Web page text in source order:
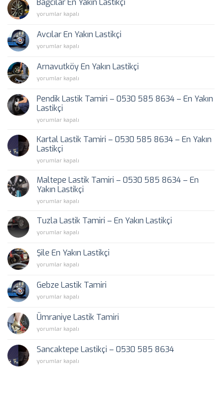
Lastikçi
için
Bağcılar
Yakın
Lastikçi
için
yorumlar kapalı
Avcılar En Yakın Lastikçi
Avcılar
Yakın
Lastikçi
için
yorumlar kapalı
Arnavutköy En Yakın Lastikçi
Arnavutköy
Yakın
Lastikçi
için
yorumlar kapalı
Pendik Lastik Tamiri – 0530 585 8634 – En Yakın
Lastikçi
Pendik
Tamiri
–
0530
585
–
En
Lastikçi
yorumlar kapalı
Kartal Lastik Tamiri – 0530 585 8634 – En Yakın
Lastikçi
Kartal
Tamiri
–
0530
585
–
Yakın
için
yorumlar kapalı
Maltepe Lastik Tamiri – 0530 585 8634 – En
Yakın Lastikçi
Maltepe
Tamiri
–
0530
8634
–
En
Lastikçi
yorumlar kapalı
Tuzla Lastik Tamiri – En Yakın Lastikçi
Tuzla
Tamiri
–
En
Lastikçi
yorumlar kapalı
Şile En Yakın Lastikçi
Şile
Yakın
Lastikçi
için
yorumlar kapalı
Gebze Lastik Tamiri
Gebze
Tamiri
için
yorumlar kapalı
Ümraniye Lastik Tamiri
Ümraniye
Tamiri
için
yorumlar kapalı
Sancaktepe Lastikçi – 0530 585 8634
Sancaktepe
yorumlar kapalı